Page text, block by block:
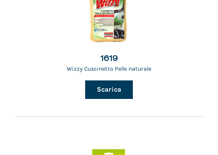
1619
Wizzy Cuscinetto Pelle naturale
Scarica